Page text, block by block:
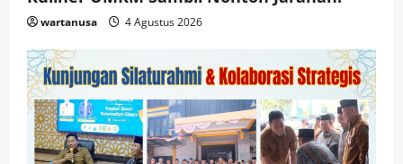
wartanusa 4 Agustus 2026